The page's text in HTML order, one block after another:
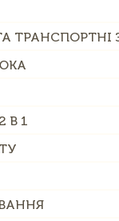
ТРАНСПОРТНІ
В 1